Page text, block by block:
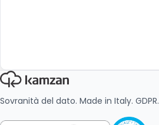
Sovranità del dato. Made in Italy. GDPR.